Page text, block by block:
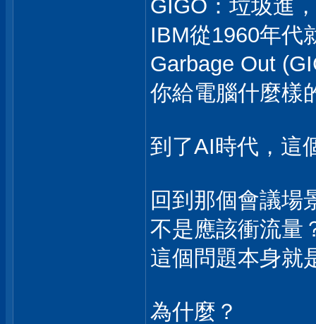
GIGO：垃圾進
IBM從1960年代
Garbage Out
你給電腦什麼樣
到了AI時代，這
回到那個會議場
不是應該衝流量
這個問題本身就
為什麼？